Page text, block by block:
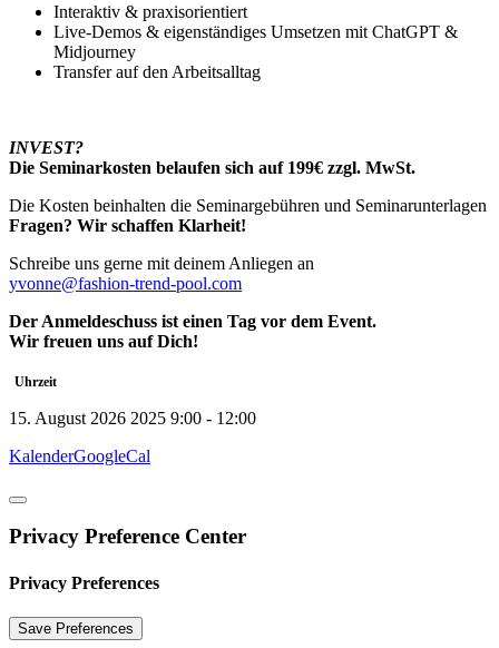
Interaktiv & praxisorientiert
Live-Demos & eigenständiges Umsetzen mit ChatGPT &
Midjourney
Transfer auf den Arbeitsalltag
INVEST?
Die Seminarkosten belaufen sich auf 199€ zzgl. MwSt.
Die Kosten beinhalten die Seminargebühren und Seminarunterlagen
Fragen? Wir schaffen Klarheit!
Schreibe uns gerne mit deinem Anliegen an
yvonne@fashion-trend-pool.com
Der Anmeldeschuss ist einen Tag vor dem Event.
Wir freuen uns auf Dich!
Uhrzeit
15. August 2026 2025 9:00 - 12:00
KalenderGoogleCal
Privacy Preference Center
Privacy Preferences